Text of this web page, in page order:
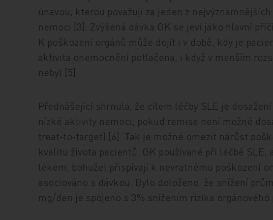
únavou, kterou považují za jeden z
nemoci [3]. Zvýšená dávka GK se jeví jako hlavní
K poškození orgánů může dojít i v době, kdy je
aktivita onemocnění potlačena, i když v menším
nebyl [5].
Přednášející shrnula, že cílem léčby SLE je
nízké aktivity nemoci, pokud remise není možné
treat‑to‑target) [6]. Tak je možné omezit nárůst
kvalitu života pacientů. GK používané při léčbě SLE,
lékem, bohužel přispívají k nevratnému poškození
asociováno s dávkou. Bylo doloženo, že snížení
mg/den je spojeno s 3% snížením rizika orgánového